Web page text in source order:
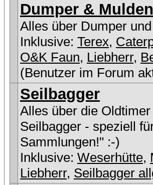
Dumper &
Alles über Dumper
Inklusive: Terex,
O&K Faun, Liebherr,
(Benutzer im Forum
Seilbagger
Alles über die
Seilbagger - speziell
Sammlungen!" :-)
Inklusive: Weserhütte,
Liebherr, Seilbagger